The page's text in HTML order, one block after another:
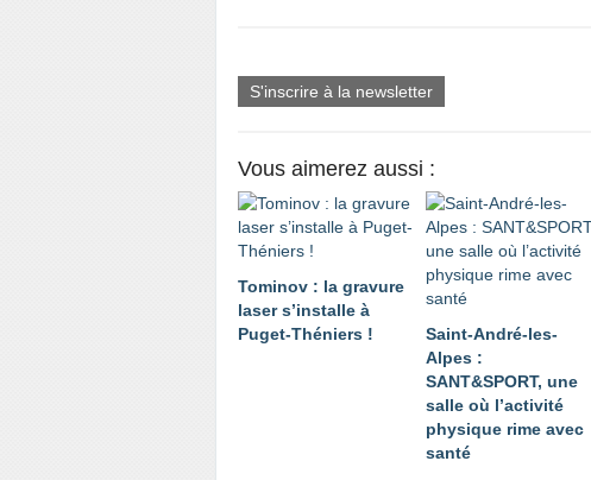
S'inscrire à la newsletter
Vous aimerez aussi :
Tominov : la gravure
laser s’installe à
Puget-Théniers !
Saint-André-les-
Alpes :
SANT&SPORT, une
salle où l’activité
physique rime avec
santé